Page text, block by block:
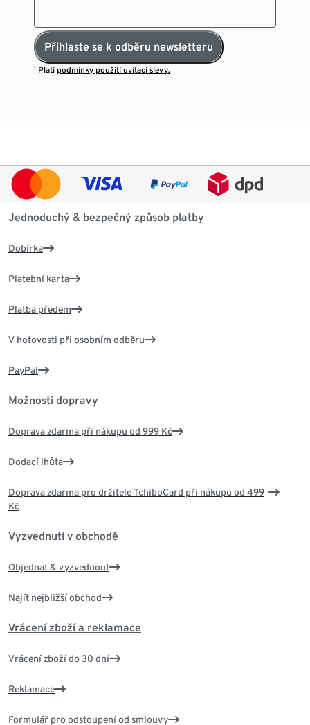
Přihlaste se k odběru newsletteru
¹ Platí podmínky použití uvítací slevy.
Jednoduchý & bezpečný způsob platby
Dobírka
Platební karta
Platba předem
V hotovosti při osobním odběru
PayPal
Možnosti dopravy
Doprava zdarma při nákupu od 999 Kč
Dodací lhůta
Doprava zdarma pro držitele TchiboCard při nákupu od 499
Kč
Vyzvednutí v obchodě
Objednat & vyzvednout
Najít nejbližší obchod
Vrácení zboží a reklamace
Vrácení zboží do 30 dní
Reklamace
Formulář pro odstoupení od smlouvy